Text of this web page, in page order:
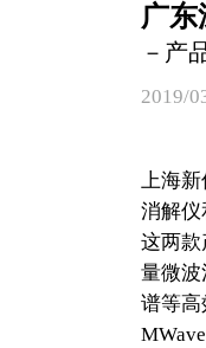
广
－产
2019/
上海
消解仪
这两款
量微波
谱等高